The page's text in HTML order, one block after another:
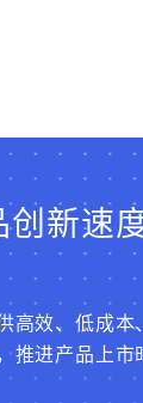
创新速
高效、低成本
推进产品上市